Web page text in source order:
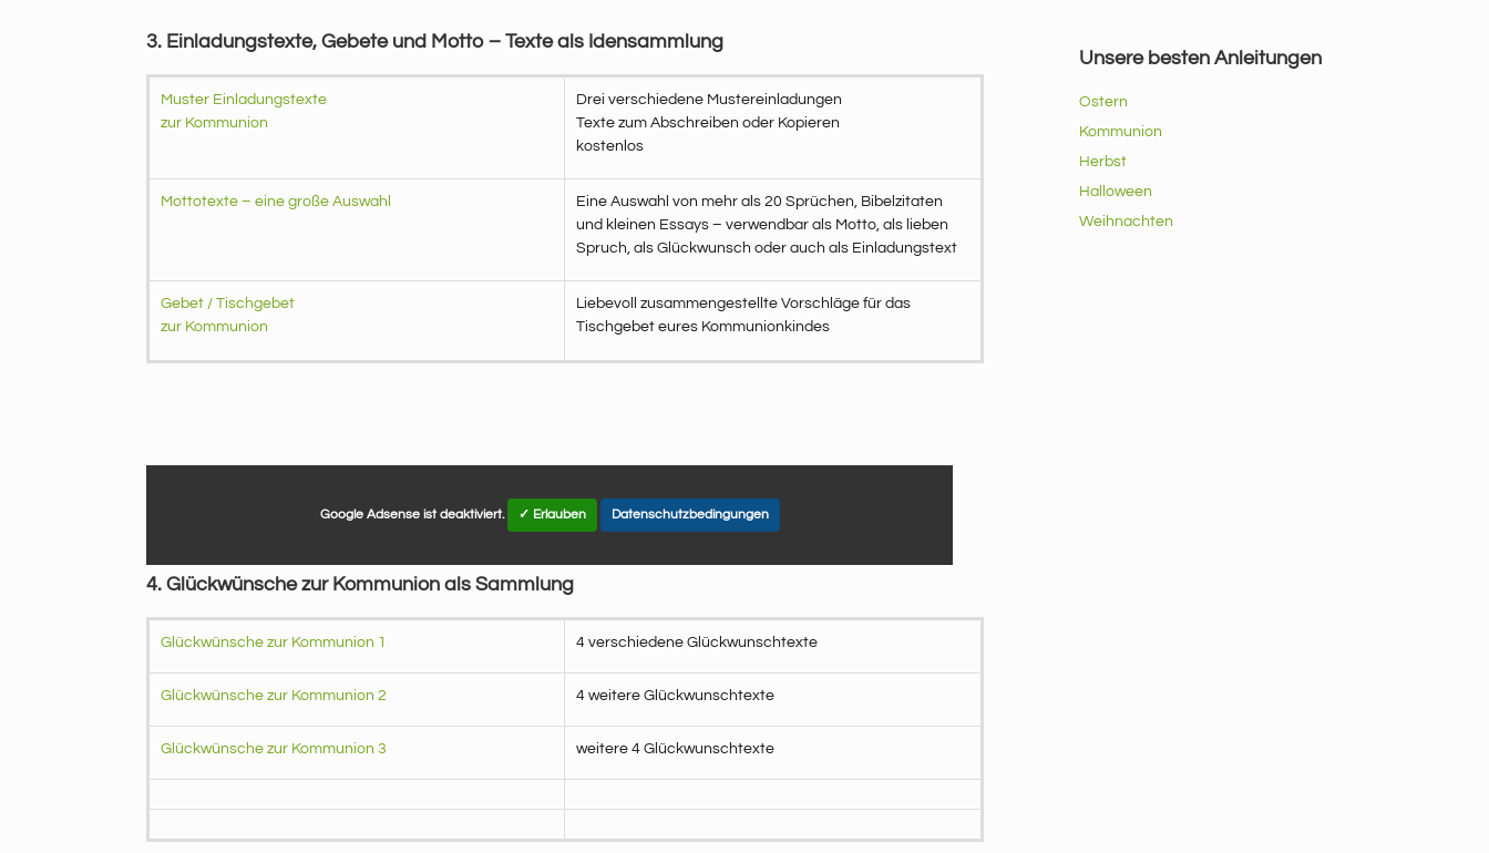
3. Einladungstexte, Gebete und Motto – Texte als Idensammlung
Muster Einladungstexte
zur Kommunion
Drei verschiedene Mustereinladungen
Texte zum Abschreiben oder Kopieren
kostenlos
Mottotexte – eine große Auswahl
Eine Auswahl von mehr als 20 Sprüchen, Bibelzitaten
und kleinen Essays – verwendbar als Motto, als lieben
Spruch, als Glückwunsch oder auch als Einladungstext
Gebet / Tischgebet
zur Kommunion
Liebevoll zusammengestellte Vorschläge für das
Tischgebet eures Kommunionkindes
Google Adsenseist deaktiviert. ✓ Erlauben Datenschutzbedingungen
4. Glückwünsche zur Kommunion als Sammlung
Glückwünsche zur Kommunion 1 4 verschiedene Glückwunschtexte
Glückwünsche zur Kommunion 2 4 weitere Glückwunschtexte
Glückwünsche zur Kommunion 3 weitere 4 Glückwunschtexte
Unsere besten Anleitungen
Ostern
Kommunion
Herbst
Halloween
Weihnachten